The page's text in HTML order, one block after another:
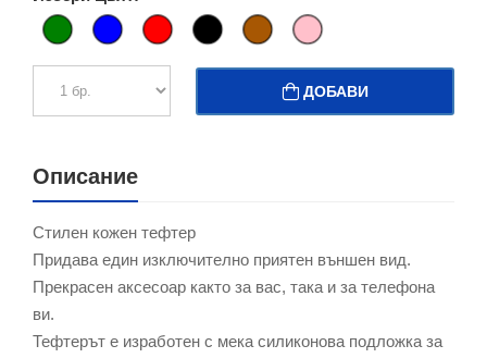
ДОБАВИ
Описание
Стилен кожен тефтер
Придава един изключително приятен външен вид.
Прекрасен аксесоар както за вас, така и за телефона
ви.
Тефтерът е изработен с мека силиконова подложка за